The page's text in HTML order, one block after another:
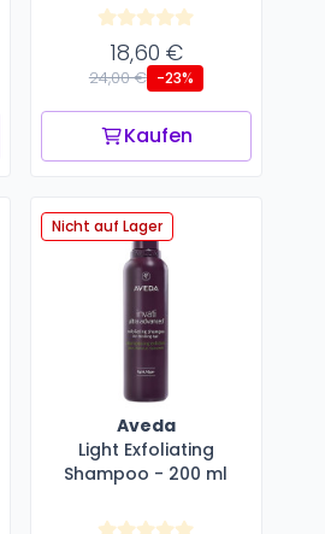
18,60 €
24,00 € -23%
Kaufen
Nicht auf Lager
Aveda
Light Exfoliating
Shampoo - 200 ml